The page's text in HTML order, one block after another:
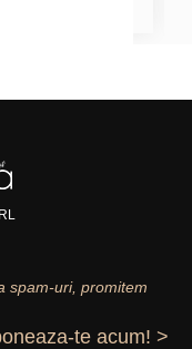
spam-uri, promitem
te acum! >